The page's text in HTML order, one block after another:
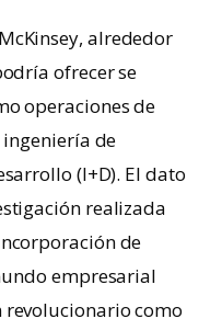
alrededor
ofrecer se
operaciones de
de
(I+D). El dato
realizada
de
empresarial
como